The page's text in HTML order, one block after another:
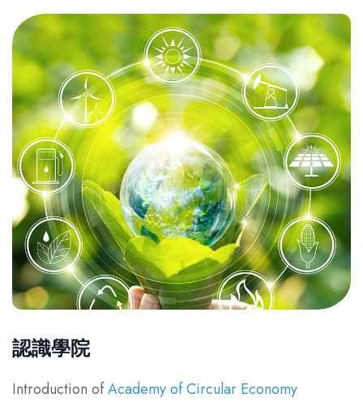
認識學院
Introduction ofAcademy of Circular Economy